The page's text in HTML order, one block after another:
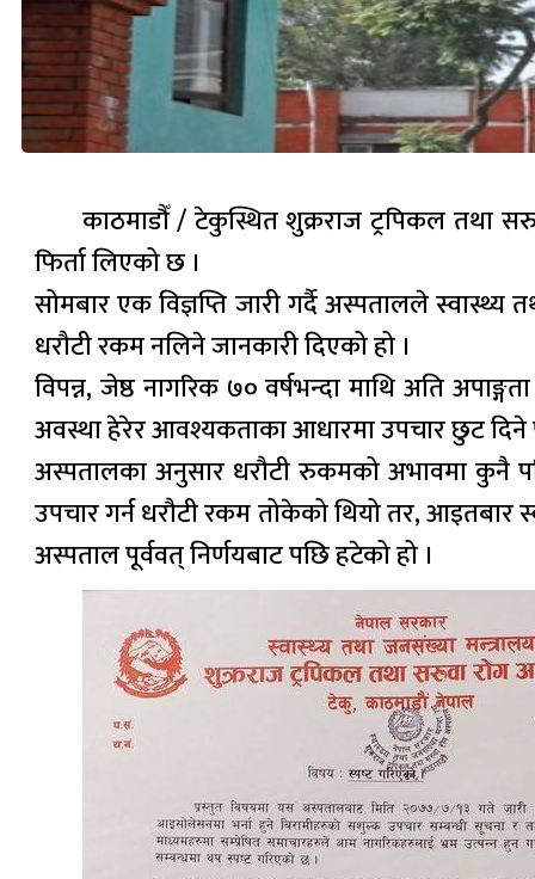
काठमाडौँ / टेकुस्थित शुक्रराज ट्रपिकल तथा
फिर्ता लिएको छ ।
सोमबार एक विज्ञप्ति जारी गर्दै अस्पतालले
धरौटी रकम नलिने जानकारी दिएको हो ।
विपन्न, जेष्ठ नागरिक ७० वर्षभन्दा माथि अति
अवस्था हेरेर आवश्यकताका आधारमा उपचार छुट
अस्पतालका अनुसार धरौटी रुकमको अभावमा कुनै
उपचार गर्न धरौटी रकम तोकेको थियो तर, आइतबार
अस्पताल पूर्ववत् निर्णयबाट पछि हटेको हो ।